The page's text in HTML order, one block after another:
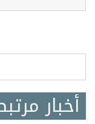
form
أخبار